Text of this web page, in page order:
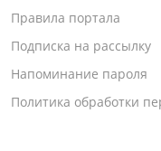
Правила портала
Подписка на рассылку
Напоминание пароля
Политика обработки